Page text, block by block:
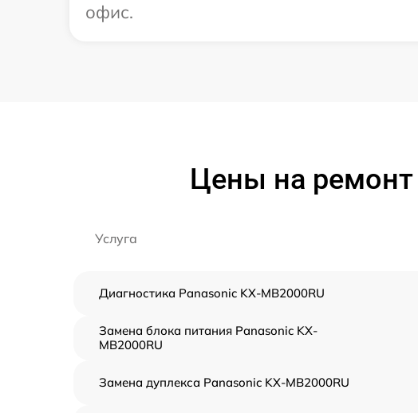
офис.
Цены на ремонт
Услуга
Диагностика Panasonic KX-MB2000RU
Замена блока питания Panasonic KX-
MB2000RU
Замена дуплекса Panasonic KX-MB2000RU